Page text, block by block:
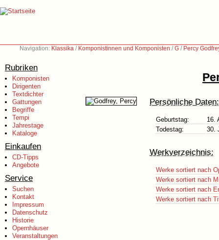
Navigation: Klassika / Komponistinnen und Komponisten /G / Percy
Rubriken
Komponisten
Dirigenten
Textdichter
Gattungen
Begriffe
Tempi
Jahrestage
Kataloge
Einkaufen
CD-Tipps
Angebote
Service
Suchen
Kontakt
Impressum
Datenschutz
Historie
Opernhäuser
Veranstaltungen
Persönliche Daten:
Geburtstag:
16.
Todestag:
30.
Werkverzeichnis:
Werke sortiert nach
Werke sortiert nach
Werke sortiert nach
Werke sortiert nach